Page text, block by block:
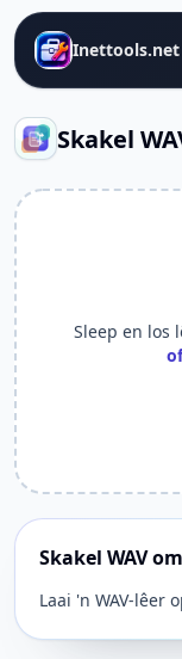
Inettools.net
Skakel
Sleep en los
Skakel WAV
Laai 'n WAV-lêer